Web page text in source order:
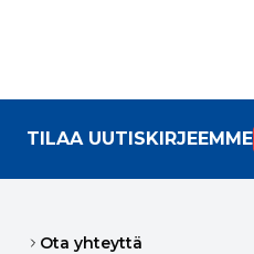
TILAA UUTISKIRJEEMME
Ota yhteyttä